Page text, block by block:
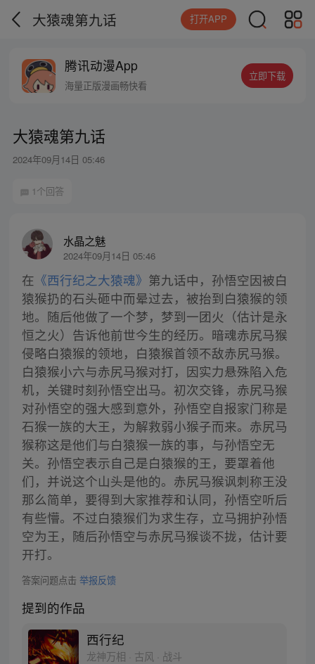
大猿魂第九话 打开APP
腾讯动漫App
海量正版漫画畅快看
立即下载
大猿魂第九话
2024年09月14日 05:46
1个回答
水晶之魅
2024年09月14日 05:46
在 《西行纪之大猿魂》 第九话中，孙悟空因被白
猿猴扔的石头砸中而晕过去，被抬到白猿猴的领
地。随后他做了一个梦，梦到一团火（估计是永
恒之火）告诉他前世今生的经历。暗魂赤尻马猴
侵略白猿猴的领地，白猿猴首领不敌赤尻马猴。
白猿猴小六与赤尻马猴对打，因实力悬殊陷入危
机，关键时刻孙悟空出马。初次交锋，赤尻马猴
对孙悟空的强大感到意外，孙悟空自报家门称是
石猴一族的大王，为解救弱小猴子而来。赤尻马
猴称这是他们与白猿猴一族的事，与孙悟空无
关。孙悟空表示自己是白猿猴的王，要罩着他
们，并说这个山头是他的。赤尻马猴讽刺称王没
那么简单，要得到大家推荐和认同，孙悟空听后
有些懵。不过白猿猴们为求生存，立马拥护孙悟
空为王，随后孙悟空与赤尻马猴谈不拢，估计要
开打。
答案问题点击 举报反馈
提到的作品
西行纪
龙神万相 · 古风 · 战斗